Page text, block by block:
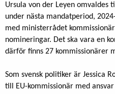
Ursula von der Leyen omvaldes
under nästa mandatperiod,
med ministerrådet
nomineringar. Det ska vara en
därför finns 27 kommissionärer
Som svensk politiker är Jessica
till EU-kommissionär med